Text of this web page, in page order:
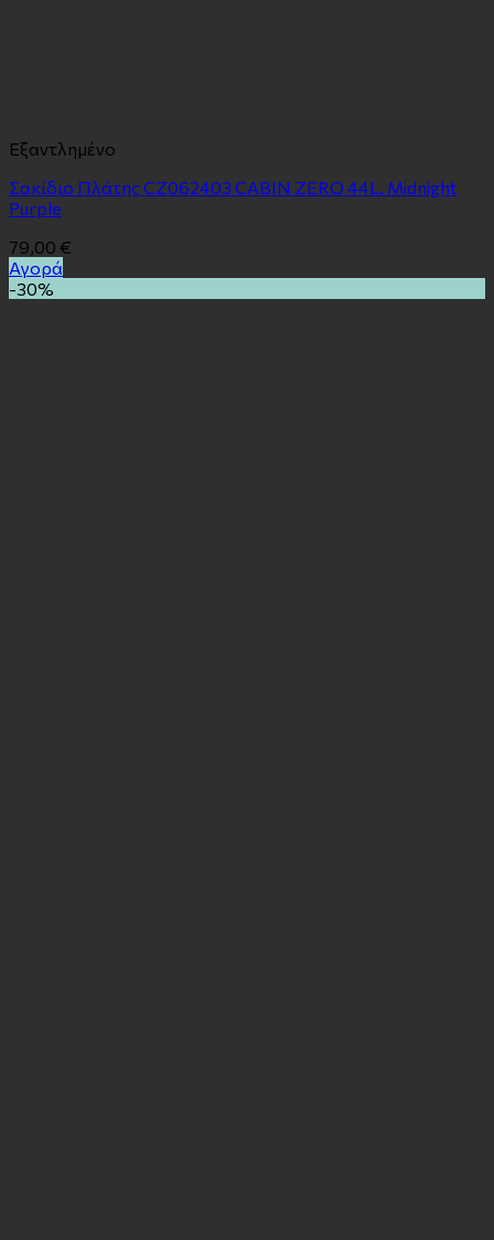
Εξαντλημένο
Σακίδιο Πλάτης CZ062403 CABIN ZERO 44L. Midnight
Purple
79,00 €
Αγορά
-30%